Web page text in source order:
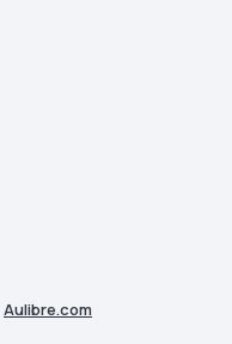
Aulibre.com